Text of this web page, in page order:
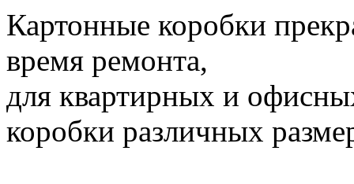
Картонные коробки
время ремонта,
для квартирных и
коробки различных